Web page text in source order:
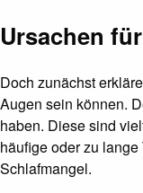
Ursachen
Doch zunächst
Augen sein können.
haben. Diese sind
häufige oder zu
Schlafmangel.